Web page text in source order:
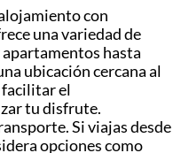
con
una variedad de
hasta
ubicación cercana al
el
tu disfrute.
Si viajas desde
opciones como